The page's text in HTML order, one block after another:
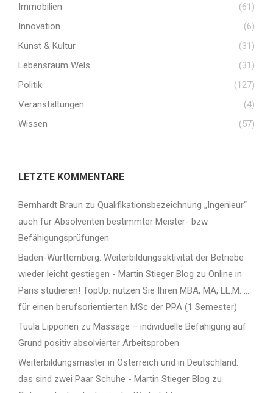
Immobilien
(61)
Innovation
(6)
Kunst & Kultur
(31)
Lebensraum Wels
(31)
Politik
(127)
Veranstaltungen
(4)
Wissen
(57)
LETZTE KOMMENTARE
Bernhardt Braun zu Qualifikationsbezeichnung „Ingenieur“
auch für Absolventen bestimmter Meister- bzw.
Befähigungsprüfungen
Baden-Württemberg: Weiterbildungsaktivität der Betriebe
wieder leicht gestiegen - Martin Stieger Blog zu Online in
Paris studieren! TopUp: nutzen Sie Ihren MBA, MA, LL.M. …
für einen berufsorientierten MSc der PPA (1 Semester)
Tuula Lipponen zu Massage – individuelle Befähigung auf
Grund positiv absolvierter Arbeitsproben
Weiterbildungsmaster in Österreich und in Deutschland:
das sind zwei Paar Schuhe - Martin Stieger Blog zu